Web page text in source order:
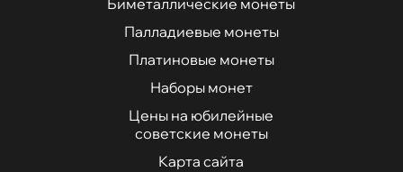
Биметаллические монеты
Палладиевые монеты
Платиновые монеты
Наборы монет
Цены на юбилейные
советские монеты
Карта сайта